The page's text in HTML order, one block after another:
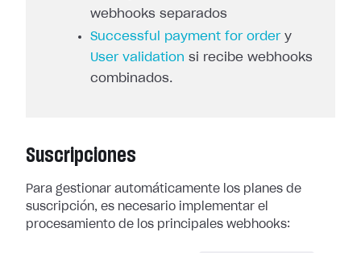
webhooks separados
Successful payment for ordery
User validation si recibe webhooks
combinados.
Suscripciones
Para gestionar automáticamente los planes de
suscripción, es necesario
implementar el
procesamiento de los principales webhooks: